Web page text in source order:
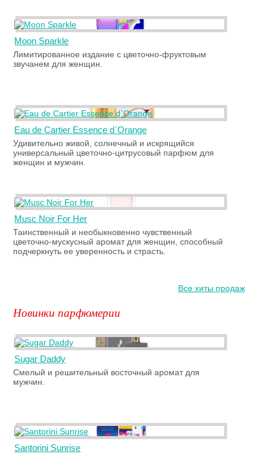
Moon Sparkle
Лимитированное издание с цветочно-фруктовым
звучанем для женщин.
Eau de Cartier Essence d`Orange
Удивительно живой, солнечный и искрящийся
универсальный цветочно-цитрусовый парфюм для
женщин и мужчин.
Musc Noir For Her
Таинственный и необыкновенно чувственный
цветочно-мускусный аромат для женщин, способный
подчеркнуть ее уверенность и страсть.
Все хиты продаж
Новинки парфюмерии
Sugar Daddy
Смелый и решительный восточный аромат для
мужчин.
Santorini Sunrise